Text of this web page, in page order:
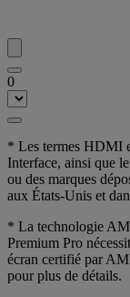
0
* Les termes HDMI
Interface, ainsi que
ou des marques
aux États-Unis et
* La technologie
Premium Pro
écran certifié par
pour plus de détails.